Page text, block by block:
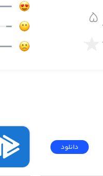
و از موانع اجتناب کنید
دهید
دانلود